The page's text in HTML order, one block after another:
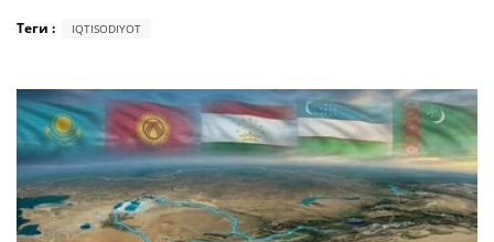
Теги : IQTISODIYOT